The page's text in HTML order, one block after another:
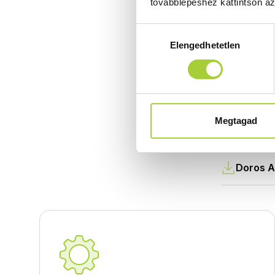
kiválasztásaElengedhetetlen
Megtagad
Doros
Stone,
Doros